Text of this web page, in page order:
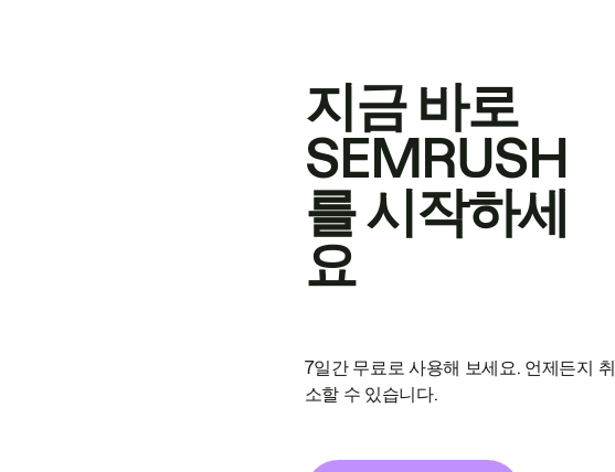
지금 바로
SEMRUSH
를 시작하세
요
7일간 무료로 사용해 보세요. 언제든지 취
소할 수 있습니다.